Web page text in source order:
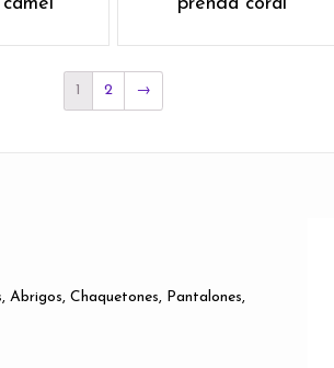
1 2 →
Abrigos, Chaquetones, Pantalones,